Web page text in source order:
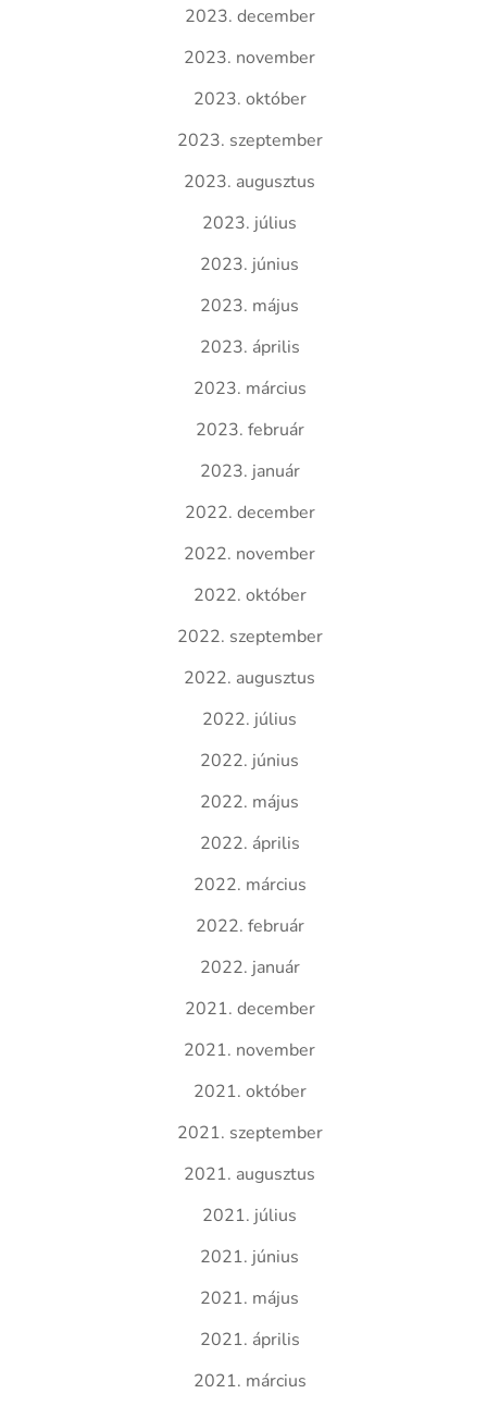
2023. december
2023. november
2023. október
2023. szeptember
2023. augusztus
2023. július
2023. június
2023. május
2023. április
2023. március
2023. február
2023. január
2022. december
2022. november
2022. október
2022. szeptember
2022. augusztus
2022. július
2022. június
2022. május
2022. április
2022. március
2022. február
2022. január
2021. december
2021. november
2021. október
2021. szeptember
2021. augusztus
2021. július
2021. június
2021. május
2021. április
2021. március